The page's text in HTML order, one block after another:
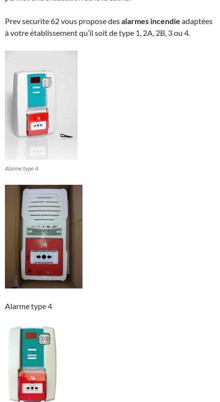
Prev securite 62 vous propose desalarmes incendie adaptées
à votre établissement qu’il soit de type 1, 2A, 2B, 3 ou 4.
Alarme type 4
Alarme type 4